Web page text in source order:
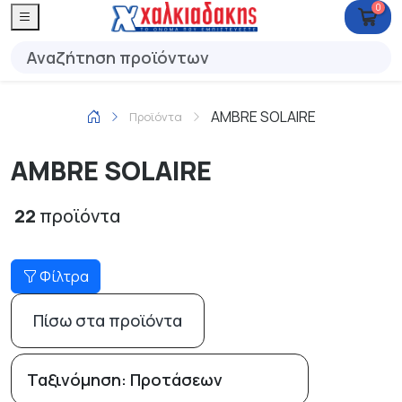
0
Προϊόντα AMBRE SOLAIRE
AMBRE SOLAIRE
22 προϊόντα
Φίλτρα
Πίσω στα προϊόντα